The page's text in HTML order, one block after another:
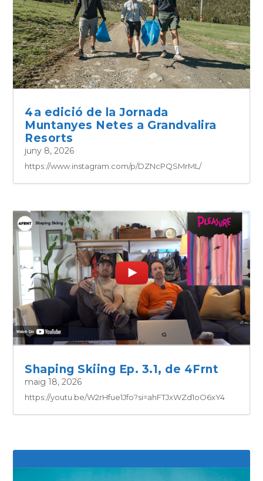
4a edició de la Jornada
Muntanyes Netes a Grandvalira
Resorts
juny 8, 2026
https://www.instagram.com/p/DZNcPQSMrML/
Shaping Skiing Ep. 3.1, de 4Frnt
maig 18, 2026
https://youtu.be/W2rHfue1Jfo?si=ahFTJxWZd1oO6xY4